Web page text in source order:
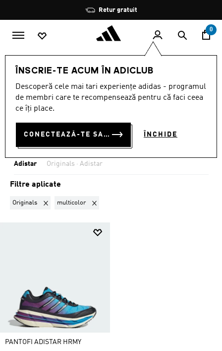
Oprește
rotația
Retur gratuit
0
ÎNSCRIE-TE ACUM ÎN ADICLUB
Descoperă cele mai tari experiențe adidas - programul
de membri care te recompensează pentru că faci ceea
ce îți place.
CONECTEAZĂ-TE SAU ÎNSCRIE-TE ACUM ÎNCHIDE
Franchises Adistar
ORIGINALS · MULTICOLOR·
ADISTAR
Filtrează Imagini Mari
Adistar Originals · Adistar
Filtre aplicate
Originals Elimină filtrul Sortat momentan după DIVIZIE: Originals
multicolor Elimină filtrul Sortat momentan după
PANTOFI ADISTAR HRMY